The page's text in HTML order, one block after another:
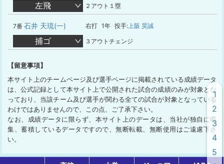
左飛 ２アウト１塁
7番 石井 天琉(一) 右打 1年 投手:上阪 昊誠
捕ゴ ３アウトチェンジ
【留意事項】
本サイト上のチームページ及び選手ページに掲載されている成績データ
は、公式記録として本サイト上で公開された試合の成績のみが対象とな
っており、当該チーム及び選手が関わる全ての試合が対象となっている
わけではありませんので、この点、ご了承下さい。
なお、成績データに限らず、本サイト上のデータは、当社が独自に収
集、蓄積しているデータですので、無断転載、無断使用はご遠慮下さ
い。
1
2
3
4
5